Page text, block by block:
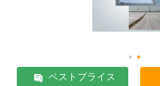
ベストプライス